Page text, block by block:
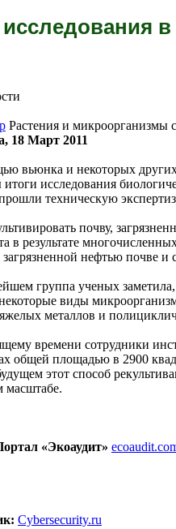
в
Растения и микроорганизмы
18 Март 2011
вьюнка и некоторых
итоги исследования
техническую
почву,
в результате
загрязненной нефтью почве и
группа ученых
виды
металлов и
времени сотрудники
общей площадью в 2900
этот способ
масштабе.
«Экоаудит»
Cybersecurity.ru